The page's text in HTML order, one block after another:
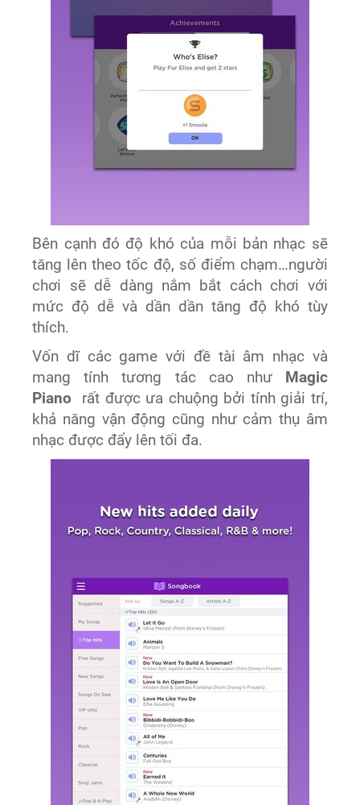
Bên cạnh đó độ khó của mỗi bản nhạc sẽ
tăng lên theo tốc độ, số điểm chạm…người
chơi sẽ dễ dàng nắm bắt cách chơi với
mức độ dễ và dần dần tăng độ khó tùy
thích.
Vốn dĩ các game với đề tài âm nhạc và
mang tính tương tác cao nhưMagic
Piano
rất được ưa chuộng bởi tính giải trí,
khả năng vận động cũng như cảm thụ âm
nhạc được đẩy lên tối đa.